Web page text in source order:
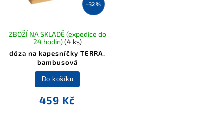
–32 %
dóza na kapesníčky TERRA,
bambusová
ZBOŽÍ NA SKLADĚ (expedice do
24 hodin)(4 ks)
459 Kč
Do košíku